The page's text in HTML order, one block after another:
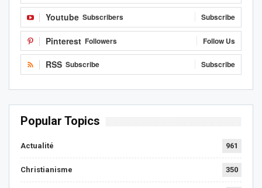
Youtube Subscribers Subscribe
Pinterest Followers Follow Us
RSS Subscribe Subscribe
Popular Topics
Actualité 961
Christianisme 350